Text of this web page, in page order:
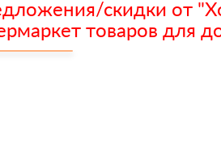
скидки от
товаров для